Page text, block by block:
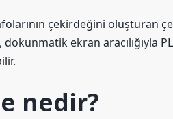
çekirdeğini oluşturan
ekran aracılığıyla
nedir?